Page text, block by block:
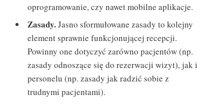
oprogramowanie, czy nawet mobilne aplikacje.
Zasady.Jasno sformułowane zasady to kolejny
element sprawnie funkcjonującej recepcji.
Powinny one dotyczyć zarówno pacjentów (np.
zasady odnoszące się do rezerwacji wizyt), jak i
personelu (np. zasady jak radzić sobie z
trudnymi pacjentami).